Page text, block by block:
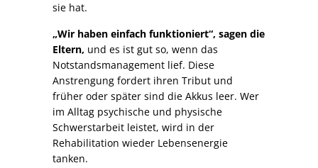
sie hat.
„Wir haben einfach funktioniert“, sagen die
Eltern, und es ist gut so, wenn das
Notstandsmanagement lief. Diese
Anstrengung fordert ihren Tribut und
früher oder später sind die Akkus leer. Wer
im Alltag psychische und physische
Schwerstarbeit leistet, wird in der
Rehabilitation wieder Lebensenergie
tanken.